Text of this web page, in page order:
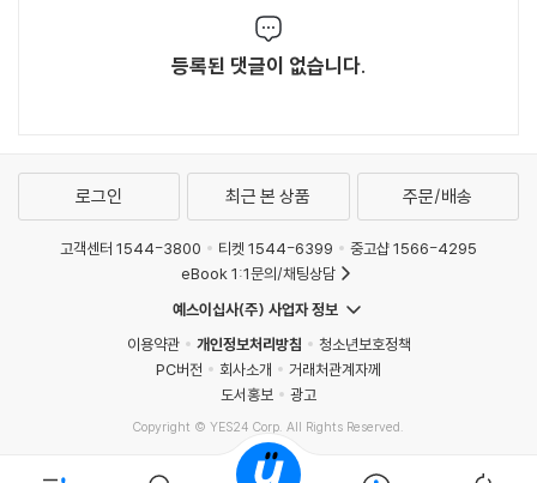
등록된 댓글이 없습니다.
로그인 최근 본 상품 주문/배송
고객센터 1544-3800 티켓 1544-6399
중고샵 1566-4295
eBook 1:1문의/채팅상담
예스이십사(주) 사업자 정보
이용약관
개인정보처리방침
청소년보호정책
PC버전
회사소개
거래처관계자께
도서홍보
광고
Copyright © YES24 Corp. All Rights Reserved.